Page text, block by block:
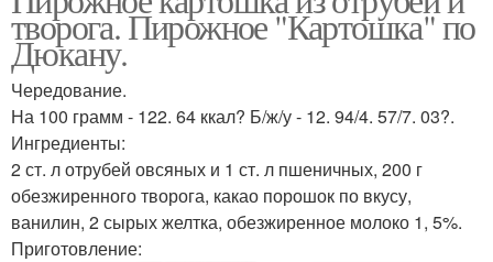
творога. Пирожное "Картошка" по
Дюкану.
Чередование.
На 100 грамм - 122. 64 ккал? Б/ж/у - 12. 94/4. 57/7. 03?.
Ингредиенты:
2 ст. л отрубей овсяных и 1 ст. л пшеничных, 200 г
обезжиренного творога, какао порошок по вкусу,
ванилин, 2 сырых желтка, обезжиренное молоко 1, 5%.
Приготовление: